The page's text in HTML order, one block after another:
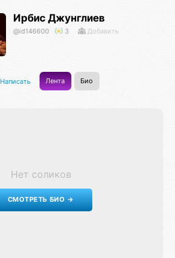
Ирбис Джунглиев
@id146600 3 Добавить
Написать Лента Био
Нет соликов
СМОТРЕТЬ БИО →